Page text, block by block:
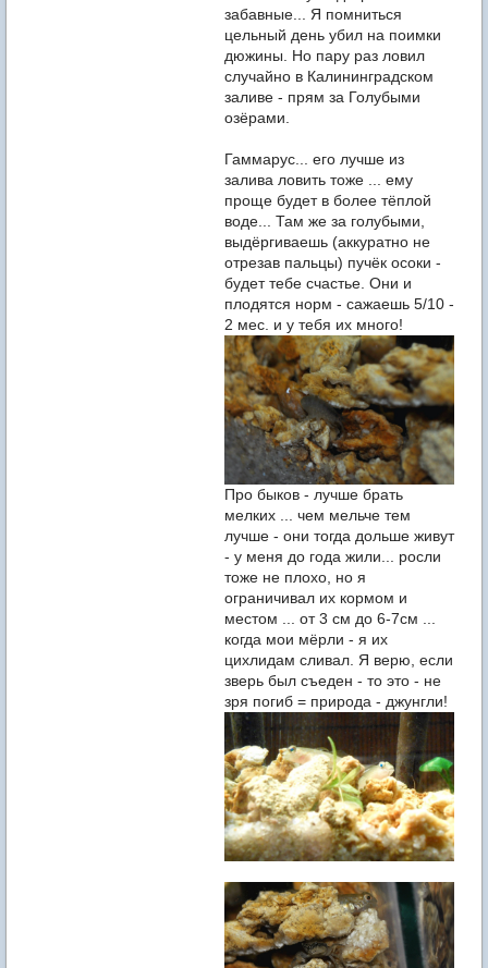
забавные... Я помниться
цельный день убил на поимки
дюжины. Но пару раз ловил
случайно в Калининградском
заливе - прям за Голубыми
озёрами.
Гаммарус... его лучше из
залива ловить тоже ... ему
проще будет в более тёплой
воде... Там же за голубыми,
выдёргиваешь (аккуратно не
отрезав пальцы) пучёк осоки -
будет тебе счастье. Они и
плодятся норм - сажаешь 5/10 -
2 мес. и у тебя их много!
Про быков - лучше брать
мелких ... чем мельче тем
лучше - они тогда дольше живут
- у меня до года жили... росли
тоже не плохо, но я
ограничивал их кормом и
местом ... от 3 см до 6-7см ...
когда мои мёрли - я их
цихлидам сливал. Я верю, если
зверь был съеден - то это - не
зря погиб = природа - джунгли!